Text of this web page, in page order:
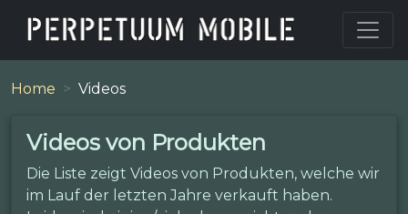
Home Videos
Videos von Produkten
Die Liste zeigt Videos von Produkten, welche wir
im Lauf der letzten Jahre verkauft haben.